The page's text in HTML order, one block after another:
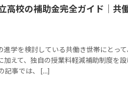
高校の補助金完全ガイド｜共
進学を検討している共働き世帯にとっ
加えて、独自の授業料軽減補助制度を
記事では、 […]